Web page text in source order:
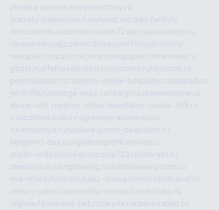
planeta-samara.ru mysmartbuy.ru
matrasy-kemerovo.ruashanet.rutrade-farm.ru
dotcustoms.rudomizbrusa9x12spb.ruautodamp.ru
narasimha.rudjcommodities.ru nv750.rux-ton.ru
newsplain.rucardvoice.ru modopaper.ru manunae.ru
gbget.rualfeihavsalnassr.ru madoma.rutajuncos.ru
petrovkasports.ruporno-online-besplatno.rusplclub.ru
york-life.rudoroga-expo.ru ribery.rucleanmedicine.ru
slovar-ivrit.ruporno-video-besplatno.ruseks-365.ru
ovucontrol.rusloty-igrovyye-avtomaty.ru
ru-industriya.ru russkoe-porno-besplatno.ru
belgorod-day.rudigilith.rupichkurovlab.ru
medic-today.rutaksu.rucomp123.rudon-ykt.ru
teensvoice.ru imgsharing.rudomashnee-porno.ru
eva-elfie.rufoto-tur.rubiz-doska.ru metropoltravel.ru
veslo-i-yakor.ruborodino-media.ru rostotsky.ru
regionufa.ruweiss-bet.ruzaryna.rucasinotablet.ru